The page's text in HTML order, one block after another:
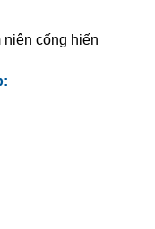
niên cống hiến